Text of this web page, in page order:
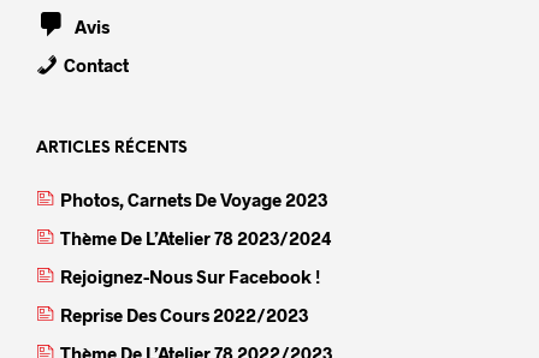
Avis
Contact
ARTICLES RÉCENTS
Photos, Carnets De Voyage 2023
Thème De L’Atelier 78 2023/2024
Rejoignez-Nous Sur Facebook !
Reprise Des Cours 2022/2023
Thème De L’Atelier 78 2022/2023